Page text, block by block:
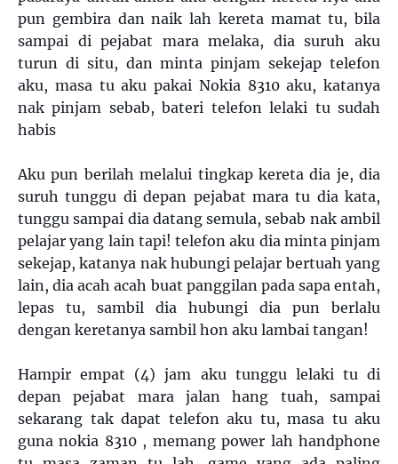
pun gembira dan naik lah kereta mamat tu, bila
sampai di pejabat mara melaka, dia suruh aku
turun di situ, dan minta pinjam sekejap telefon
aku, masa tu aku pakai Nokia 8310 aku, katanya
nak pinjam sebab, bateri telefon lelaki tu sudah
habis
Aku pun berilah melalui tingkap kereta dia je, dia
suruh tunggu di depan pejabat mara tu dia kata,
tunggu sampai dia datang semula, sebab nak ambil
pelajar yang lain tapi! telefon aku dia minta pinjam
sekejap, katanya nak hubungi pelajar bertuah yang
lain, dia acah acah buat panggilan pada sapa entah,
lepas tu, sambil dia hubungi dia pun berlalu
dengan keretanya sambil hon aku lambai tangan!
Hampir empat (4) jam aku tunggu lelaki tu di
depan pejabat mara jalan hang tuah, sampai
sekarang tak dapat telefon aku tu, masa tu aku
guna nokia 8310 , memang power lah handphone